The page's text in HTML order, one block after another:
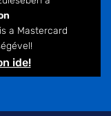
a Mastercard
ide!